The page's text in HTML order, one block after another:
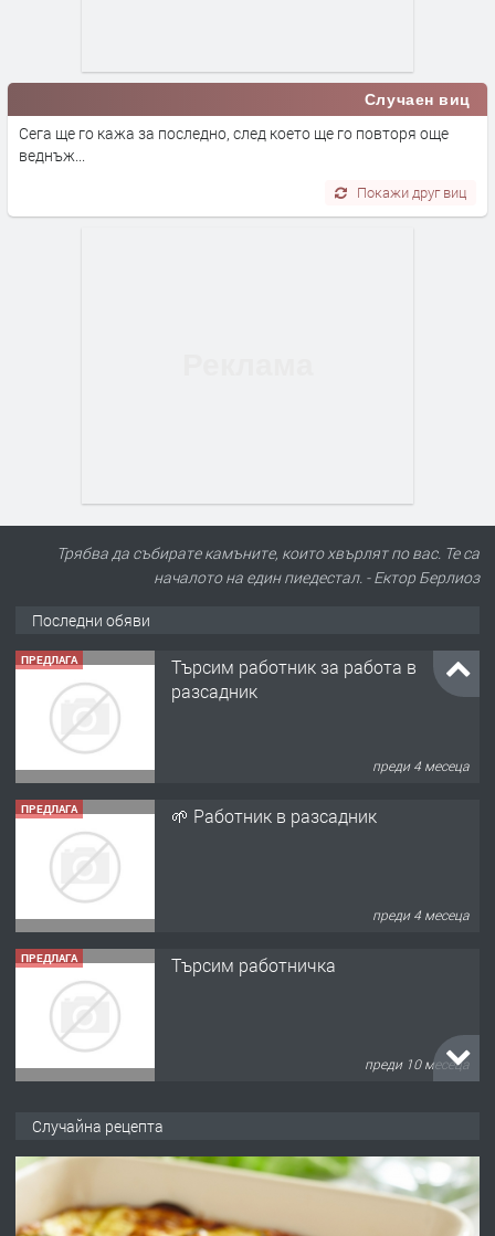
Случаен виц
Сега ще го кажа за последно, след което ще го повторя още
веднъж...
Покажи друг виц
Трябва да събирате камъните, които хвърлят по вас. Те са
началото на един пиедестал. - Ектор Берлиоз
Последни обяви
ПРЕДЛАГА
Търсим работник за работа в
разсадник
преди 4 месеца
ПРЕДЛАГА 🌱 Работник в разсадник
преди 4 месеца
ПРЕДЛАГА Търсим работничка
преди 10 месеца
преди 1 година
Случайна рецепта